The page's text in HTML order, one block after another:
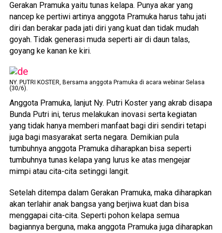
Gerakan Pramuka yaitu tunas kelapa. Punya akar yang
nancep ke pertiwi artinya anggota Pramuka harus tahu jati
diri dan berakar pada jati diri yang kuat dan tidak mudah
goyah. Tidak generasi muda seperti air di daun talas,
goyang ke kanan ke kiri.
NY. PUTRI KOSTER, Bersama anggota Pramuka di acara webinar Selasa
(30/6).
Anggota Pramuka, lanjut Ny. Putri Koster yang akrab disapa
Bunda Putri ini, terus melakukan inovasi serta kegiatan
yang tidak hanya memberi manfaat bagi diri sendiri tetapi
juga bagi masyarakat serta negara. Demikian pula
tumbuhnya anggota Pramuka diharapkan bisa seperti
tumbuhnya tunas kelapa yang lurus ke atas mengejar
mimpi atau cita-cita setinggi langit.
Setelah ditempa dalam Gerakan Pramuka, maka diharapkan
akan terlahir anak bangsa yang berjiwa kuat dan bisa
menggapai cita-cita. Seperti pohon kelapa semua
bagiannya berguna, maka anggota Pramuka juga diharapkan